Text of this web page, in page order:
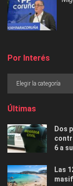
Por Interés
Últimas
Dos
6 a
Las